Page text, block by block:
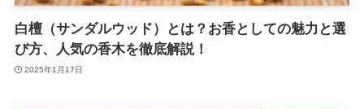
白檀（サンダルウッド）とは？お香としての魅力と選
び方、人気の香木を徹底解説！
2025年1月17日